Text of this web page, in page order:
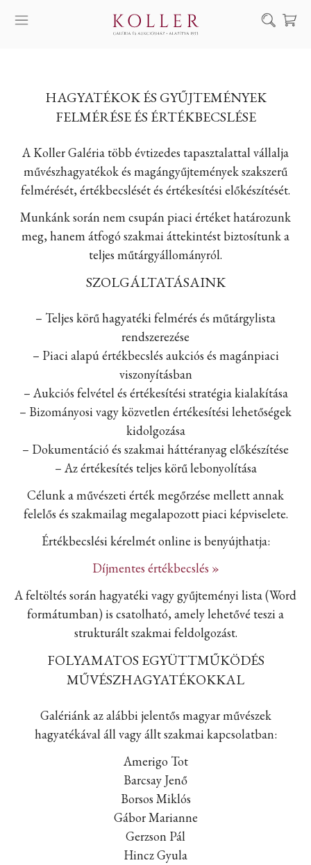
MŰVÉSZEINK
ALKOTÁSOK
AUKCIÓ
KIÁLLÍTÁSAINK
RÓLUNK
EN
DE
Keresés
HAGYATÉKOK ÉS GYŰJTEMÉNYEK
FELMÉRÉSE ÉS ÉRTÉKBECSLÉSE
A Koller Galéria több évtizedes tapasztalattal vállalja
művészhagyatékok és magángyűjtemények szakszerű
felmérését, értékbecslését és értékesítési előkészítését.
Munkánk során nem csupán piaci értéket határozunk
meg, hanem átfogó szakmai áttekintést biztosítunk a
teljes műtárgyállományról.
SZOLGÁLTATÁSAINK
– Teljes körű hagyatéki felmérés és műtárgylista
rendszerezése
– Piaci alapú értékbecslés aukciós és magánpiaci
viszonyításban
– Aukciós felvétel és értékesítési stratégia kialakítása
– Bizományosi vagy közvetlen értékesítési lehetőségek
kidolgozása
– Dokumentáció és szakmai háttéranyag előkészítése
– Az értékesítés teljes körű lebonyolítása
Célunk a művészeti érték megőrzése mellett annak
felelős és szakmailag megalapozott piaci képviselete.
Értékbecslési kérelmét online is benyújthatja:
Díjmentes értékbecslés »
A feltöltés során hagyatéki vagy gyűjteményi lista (Word
formátumban) is csatolható, amely lehetővé teszi a
strukturált szakmai feldolgozást.
FOLYAMATOS EGYÜTTMŰKÖDÉS
MŰVÉSZHAGYATÉKOKKAL
Galériánk az alábbi jelentős magyar művészek
hagyatékával áll vagy állt szakmai kapcsolatban:
Amerigo Tot
Barcsay Jenő
Borsos Miklós
Gábor Marianne
Gerzson Pál
Hincz Gyula